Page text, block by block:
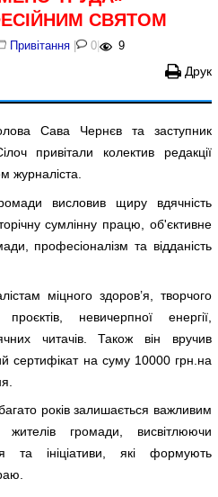
СВЯТОМ
Привітання | 0 | 9
Друк
Сава Чернєв та заступник
привітали колектив редакції
журналіста.
висловив щиру вдячність
сумлінну працю, об'єктивне
професіоналізм та відданість
міцного здоров’я, творчого
невичерпної енергії,
читачів. Також він вручив
сертифікат на суму 10000 грн.на
років залишається важливим
громади, висвітлюючи
та ініціативи, які формують